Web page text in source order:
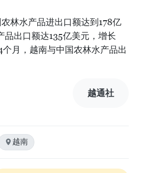
林水产品进出口额达到178亿
品出口额达135亿美元，增长
月，越南与中国农林水产品出
越通社
越南